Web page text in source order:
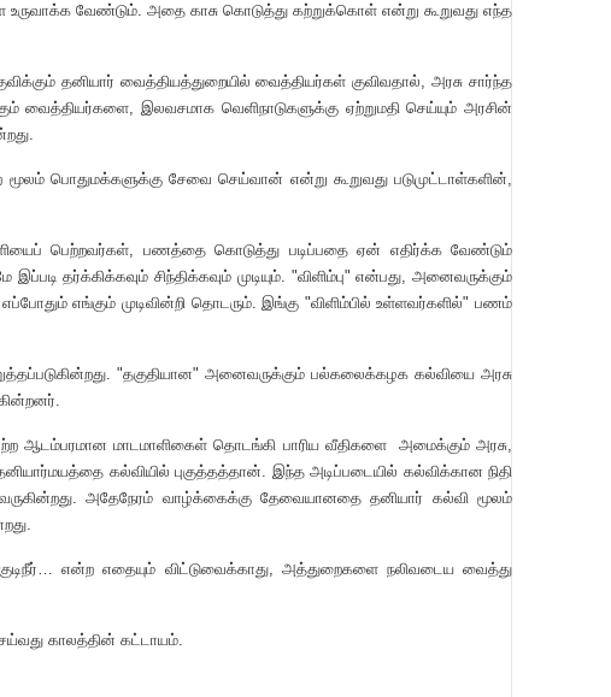
வேண்டும். அதை காசு கொடுத்து கற்றுக்கொள் என்று கூறுவது எந்த
தனியார் வைத்தியத்துறையில் வைத்தியர்கள் குவிவதால், அரசு சார்ந்த
வைத்தியர்களை, இலவசமாக வெளிநாடுகளுக்கு ஏற்றுமதி செய்யும் அரசின்
மூலம் பொதுமக்களுக்கு சேவை செய்வான் என்று கூறுவது படுமுட்டாள்களின்,
பெற்றவர்கள், பணத்தை கொடுத்து படிப்பதை ஏன் எதிர்க்க வேண்டும்
தர்க்கிக்கவும் சிந்திக்கவும் முடியும். "விளிம்பு" என்பது, அனைவருக்கும்
எங்கும் முடிவின்றி தொடரும். இங்கு "விளிம்பில் உள்ளவர்களில்" பணம்
"தகுதியான" அனைவருக்கும் பல்கலைக்கழக கல்வியை அரசு
ஆடம்பரமான மாடமாளிகைள் தொடங்கி பாரிய வீதிகளை அமைக்கும் அரசு,
கல்வியில் புகுத்தத்தான். இந்த அடிப்படையில் கல்விக்கான நிதி
வருகின்றது. அதேநேரம் வாழ்க்கைக்கு தேவையானதை தனியார் கல்வி மூலம்
என்ற எதையும் விட்டுவைக்காது, அத்துறைகளை நலிவடைய வைத்து
காலத்தின் கட்டாயம்.